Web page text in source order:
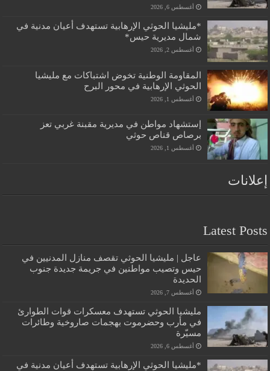
أغسطس 6, 2026
*مليشيا الحوثي الإرهابية تستهدف أعيان مدنية في
شمال مديرية حيس*
أغسطس 2, 2026
المقاومة الوطنية تخوض اشتباكات مع مليشيا
الحوثي الإرهابية في محور البرح
أغسطس 1, 2026
إستشهاد مواطن في مديرية مقبنة غربي تعز
برصاص قناص حوثي
أغسطس 1, 2026
إعلانات
Latest Posts
عاجل | مليشيا الحوثي تقصف منازل المدنيين في
حيس وتصيب مواطنين في جريمة جديدة جنوب
الحديدة
أغسطس 7, 2026
مليشيا الحوثي تستهدف معسكرات قوات الطوارئ
في مأرب وحضرموت بهجمات صاروخية وطائرات
مسيّرة
أغسطس 6, 2026
*مليشيا الحوثي الإرهابية تستهدف أعيان مدنية في